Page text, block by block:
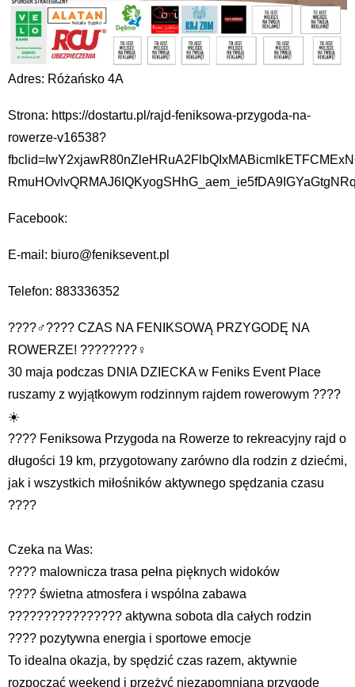
Adres: Różańsko 4A
Strona: https://dostartu.pl/rajd-feniksowa-przygoda-na-
rowerze-v16538?
Facebook:
E-mail: biuro@feniksevent.pl
Telefon: 883336352
????‍♂️???? CZAS NA FENIKSOWĄ PRZYGODĘ NA
ROWERZE! ????????‍♀️
30 maja podczas DNIA DZIECKA w Feniks Event Place
ruszamy z wyjątkowym rodzinnym rajdem rowerowym ????
☀️
???? Feniksowa Przygoda na Rowerze to rekreacyjny rajd o
długości 19 km, przygotowany zarówno dla rodzin z dziećmi,
jak i wszystkich miłośników aktywnego spędzania czasu
????
Czeka na Was:
???? malownicza trasa pełna pięknych widoków
???? świetna atmosfera i wspólna zabawa
????‍????‍????‍???? aktywna sobota dla całych rodzin
???? pozytywna energia i sportowe emocje
To idealna okazja, by spędzić czas razem, aktywnie
rozpocząć weekend i przeżyć niezapomnianą przygodę